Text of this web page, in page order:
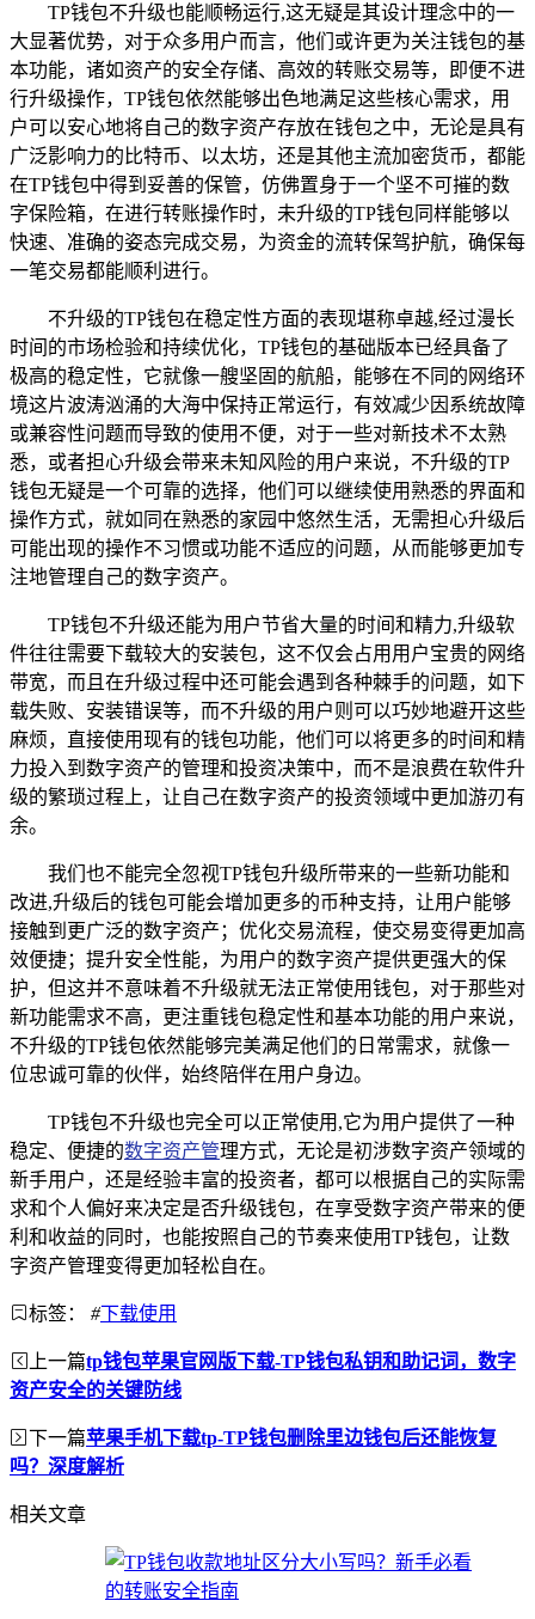
TP钱包不升级也能顺畅运行,这无疑是其设计理念中的一
大显著优势，对于众多用户而言，他们或许更为关注钱包的基
本功能，诸如资产的安全存储、高效的转账交易等，即便不进
行升级操作，TP钱包依然能够出色地满足这些核心需求，用
户可以安心地将自己的数字资产存放在钱包之中，无论是具有
广泛影响力的比特币、以太坊，还是其他主流加密货币，都能
在TP钱包中得到妥善的保管，仿佛置身于一个坚不可摧的数
字保险箱，在进行转账操作时，未升级的TP钱包同样能够以
快速、准确的姿态完成交易，为资金的流转保驾护航，确保每
一笔交易都能顺利进行。
不升级的TP钱包在稳定性方面的表现堪称卓越,经过漫长
时间的市场检验和持续优化，TP钱包的基础版本已经具备了
极高的稳定性，它就像一艘坚固的航船，能够在不同的网络环
境这片波涛汹涌的大海中保持正常运行，有效减少因系统故障
或兼容性问题而导致的使用不便，对于一些对新技术不太熟
悉，或者担心升级会带来未知风险的用户来说，不升级的TP
钱包无疑是一个可靠的选择，他们可以继续使用熟悉的界面和
操作方式，就如同在熟悉的家园中悠然生活，无需担心升级后
可能出现的操作不习惯或功能不适应的问题，从而能够更加专
注地管理自己的数字资产。
TP钱包不升级还能为用户节省大量的时间和精力,升级软
件往往需要下载较大的安装包，这不仅会占用用户宝贵的网络
带宽，而且在升级过程中还可能会遇到各种棘手的问题，如下
载失败、安装错误等，而不升级的用户则可以巧妙地避开这些
麻烦，直接使用现有的钱包功能，他们可以将更多的时间和精
力投入到数字资产的管理和投资决策中，而不是浪费在软件升
级的繁琐过程上，让自己在数字资产的投资领域中更加游刃有
余。
我们也不能完全忽视TP钱包升级所带来的一些新功能和
改进,升级后的钱包可能会增加更多的币种支持，让用户能够
接触到更广泛的数字资产；优化交易流程，使交易变得更加高
效便捷；提升安全性能，为用户的数字资产提供更强大的保
护，但这并不意味着不升级就无法正常使用钱包，对于那些对
新功能需求不高，更注重钱包稳定性和基本功能的用户来说，
不升级的TP钱包依然能够完美满足他们的日常需求，就像一
位忠诚可靠的伙伴，始终陪伴在用户身边。
TP钱包不升级也完全可以正常使用,它为用户提供了一种
稳定、便捷的数字资产管理方式，无论是初涉数字资产领域的
新手用户，还是经验丰富的投资者，都可以根据自己的实际需
求和个人偏好来决定是否升级钱包，在享受数字资产带来的便
利和收益的同时，也能按照自己的节奏来使用TP钱包，让数
字资产管理变得更加轻松自在。
标签： #下载使用
上一篇tp钱包苹果官网版下载-TP钱包私钥和助记词，数字
资产安全的关键防线
下一篇苹果手机下载tp-TP钱包删除里边钱包后还能恢复
吗？深度解析
相关文章